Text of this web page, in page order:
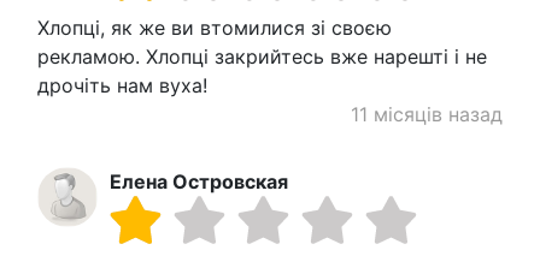
Хлопці, як же ви втомилися зі своєю
рекламою. Хлопці закрийтесь вже нарешті і не
дрочіть нам вуха!
11 місяців назад
Елена Островская